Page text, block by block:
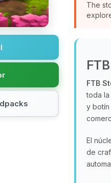
The
FTB
toda la
y botín
El
de